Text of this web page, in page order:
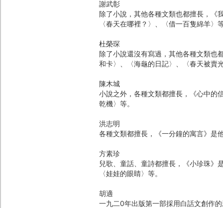
謝武彰
除了小說，其他各種文類也都擅長，《
〈春天在哪裡？〉、〈借一百隻綿羊〉
杜榮琛
除了小說還沒有寫過，其他各種文類也
和卡〉、〈海龜的日記〉、〈春天被賣
陳木城
小說之外，各種文類都擅長，《心中的
乾機〉等。
洪志明
各種文類都擅長，《一分鐘的寓言》是
方素珍
兒歌、童話、童詩都擅長，《小珍珠》
〈娃娃的眼睛〉等。
胡適
一九二0年出版第一部採用白話文創作